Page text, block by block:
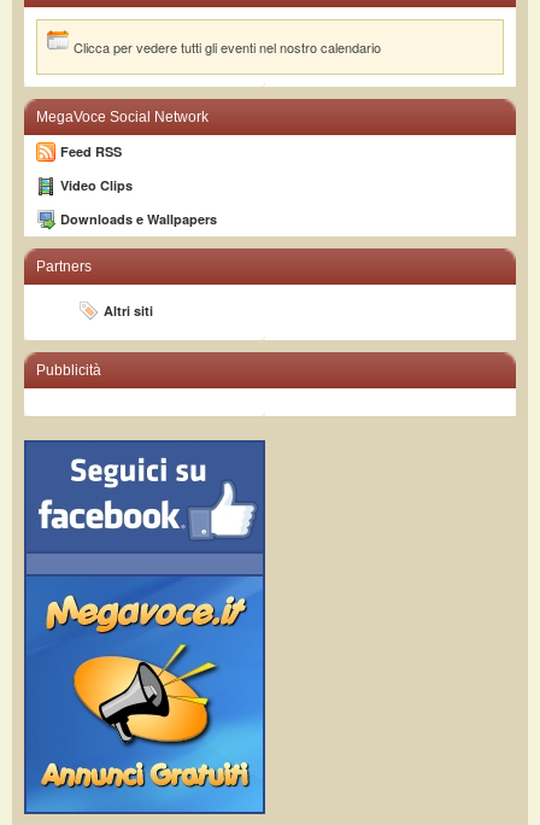
Clicca per vedere tutti gli eventi nel nostro calendario
MegaVoce Social Network
Feed RSS
Video Clips
Downloads e Wallpapers
Partners
Altri siti
Pubblicità